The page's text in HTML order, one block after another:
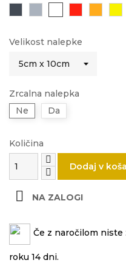
Velikost nalepke
Zrcalna nalepka
Ne
Da
Količina
Dodaj v
 NA ZALOGI
Če z naročilom
roku 14 dni.